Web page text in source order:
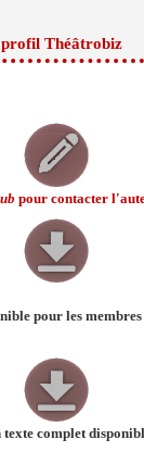
Théâtrobiz
pour contacter
pour les membres
texte complet